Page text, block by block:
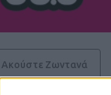
Ακούστε Ζωντανά